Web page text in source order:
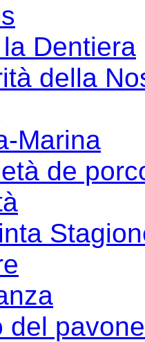
Dentiera
della
Marina
de
del pavone